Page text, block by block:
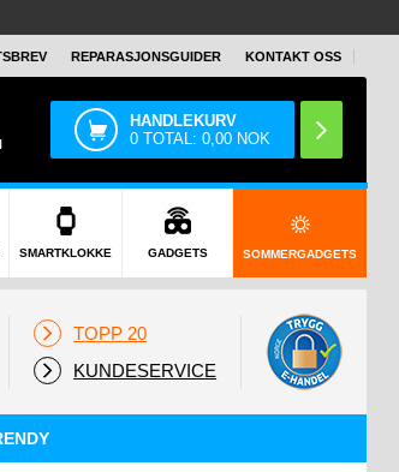
REPARASJONSGUIDER KONTAKT OSS
HANDLEKURV
0 TOTAL:0,00 NOK
SMARTKLOKKE GADGETS SOMMERGADGETS
TOPP 20
KUNDESERVICE